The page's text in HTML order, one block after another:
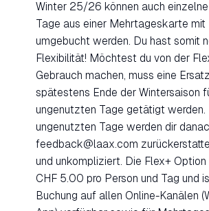
Winter 25/26 können auch
Tage aus einer Mehrtageskarte mit
umgebucht werden. Du hast somit
Flexibilität! Möchtest du von der
Gebrauch machen, muss eine
spätestens Ende der Wintersaison
ungenutzten Tage getätigt werden.
ungenutzten Tage werden dir
feedback@laax.com
und unkompliziert. Die Flex+
CHF 5.00 pro Person und Tag und
Buchung auf allen Online-Kanälen